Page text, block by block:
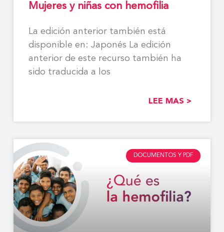
Mujeres y niñas con hemofilia
La edición anterior también está
disponible en: Japonés La edición
anterior de este recurso también ha
sido traducida a los
LEE MAS >
DOCUMENTOS Y PDF